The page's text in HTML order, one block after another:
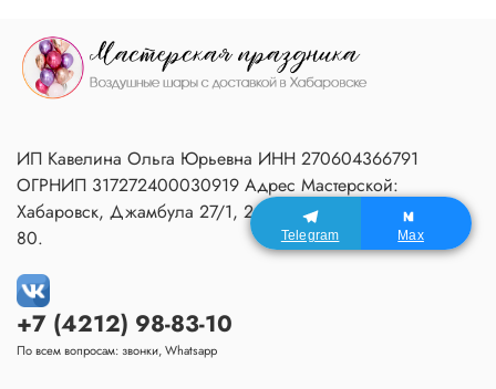
+7 (4212) 98-83-10
По всем вопросам: звонки, Whatsapp
ИП Кавелина Ольга Юрьевна ИНН 270604366791
ОГРНИП 317272400030919 Адрес Мастерской:
Хабаровск, Джамбула 27/1, 2 подъезд, 1 этаж, домофон
80.
Telegram Max